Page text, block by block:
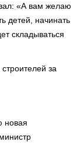
«А вам желаю
детей, начинать
складываться
за
новая